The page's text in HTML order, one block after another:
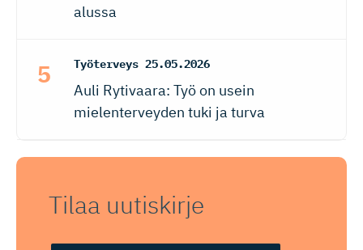
alussa
Työterveys 25.05.2026
Auli Rytivaara: Työ on usein
mielenterveyden tuki ja turva
Tilaa uutiskirje